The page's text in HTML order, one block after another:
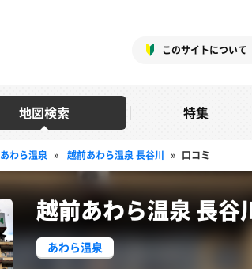
このサイトについて
地図検索 特集
あわら温泉 » 越前あわら温泉 長谷川 » 口コミ
越前あわら温泉 長谷
あわら温泉